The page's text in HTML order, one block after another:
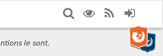
SearchDisplay
RSS
le sont.